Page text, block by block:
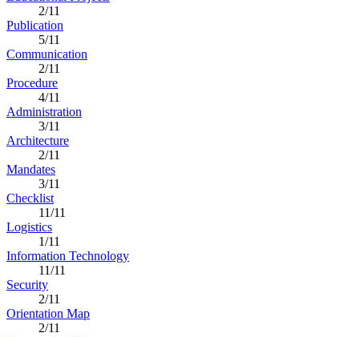
2/11
Publication
5/11
Communication
2/11
Procedure
4/11
Administration
3/11
Architecture
2/11
Mandates
3/11
Checklist
11/11
Logistics
1/11
Information Technology
11/11
Security
2/11
Orientation Map
2/11